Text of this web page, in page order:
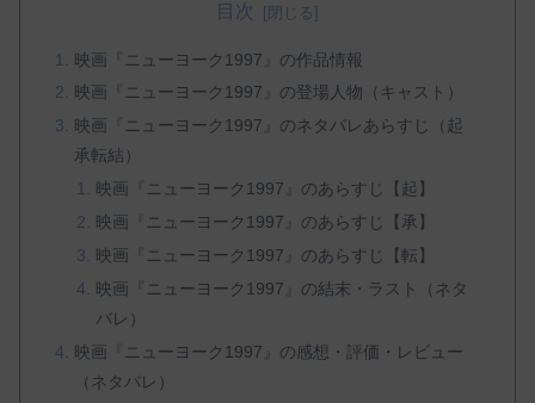
目次
映画『ニューヨーク1997』の作品情報
映画『ニューヨーク1997』の登場人物（キャスト）
映画『ニューヨーク1997』のネタバレあらすじ（起
承転結）
映画『ニューヨーク1997』のあらすじ【起】
映画『ニューヨーク1997』のあらすじ【承】
映画『ニューヨーク1997』のあらすじ【転】
映画『ニューヨーク1997』の結末・ラスト（ネタ
バレ）
映画『ニューヨーク1997』の感想・評価・レビュー
（ネタバレ）